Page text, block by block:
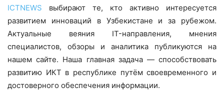
ICTNEWS выбирают те, кто активно интересуется
развитием инноваций в Узбекистане и за рубежом.
Актуальные веяния IT-направления, мнения
специалистов, обзоры и аналитика публикуются на
нашем сайте. Наша главная задача — способствовать
развитию ИКТ в республике путём своевременного и
достоверного обеспечения информации.